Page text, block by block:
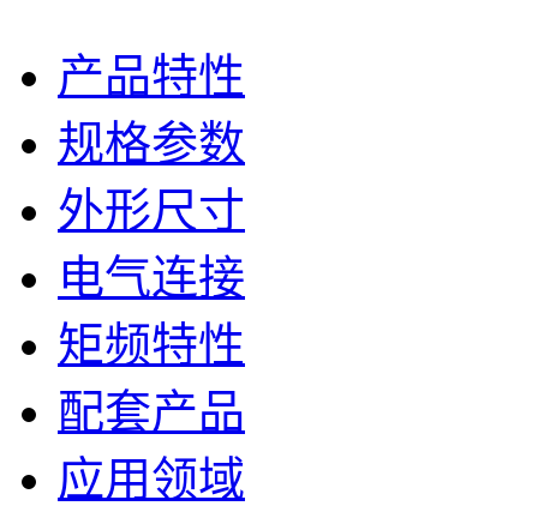
产品特性
规格参数
外形尺寸
电气连接
矩频特性
配套产品
应用领域